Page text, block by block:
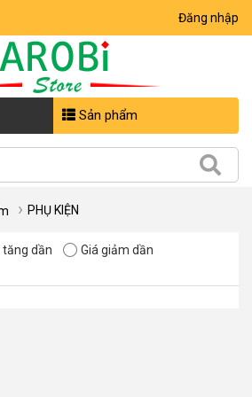
Đăng nhập
Sản phẩm
PHỤ KIỆN
tăng dần Giá giảm dần